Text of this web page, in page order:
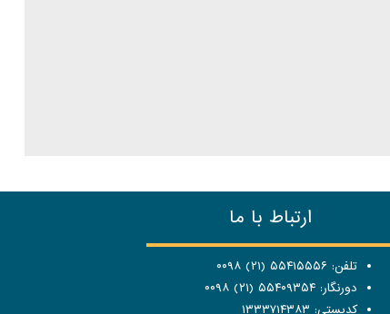
ارتباط با ما
تلفن: ۵۵۴۱۵۵۵۶ (۲۱) ۰۰۹۸
دورنگار: ۵۵۴۰۹۳۵۴ (۲۱) ۰۰۹۸
کدپستی: ۱۳۳۳۷۱۴۳۸۳